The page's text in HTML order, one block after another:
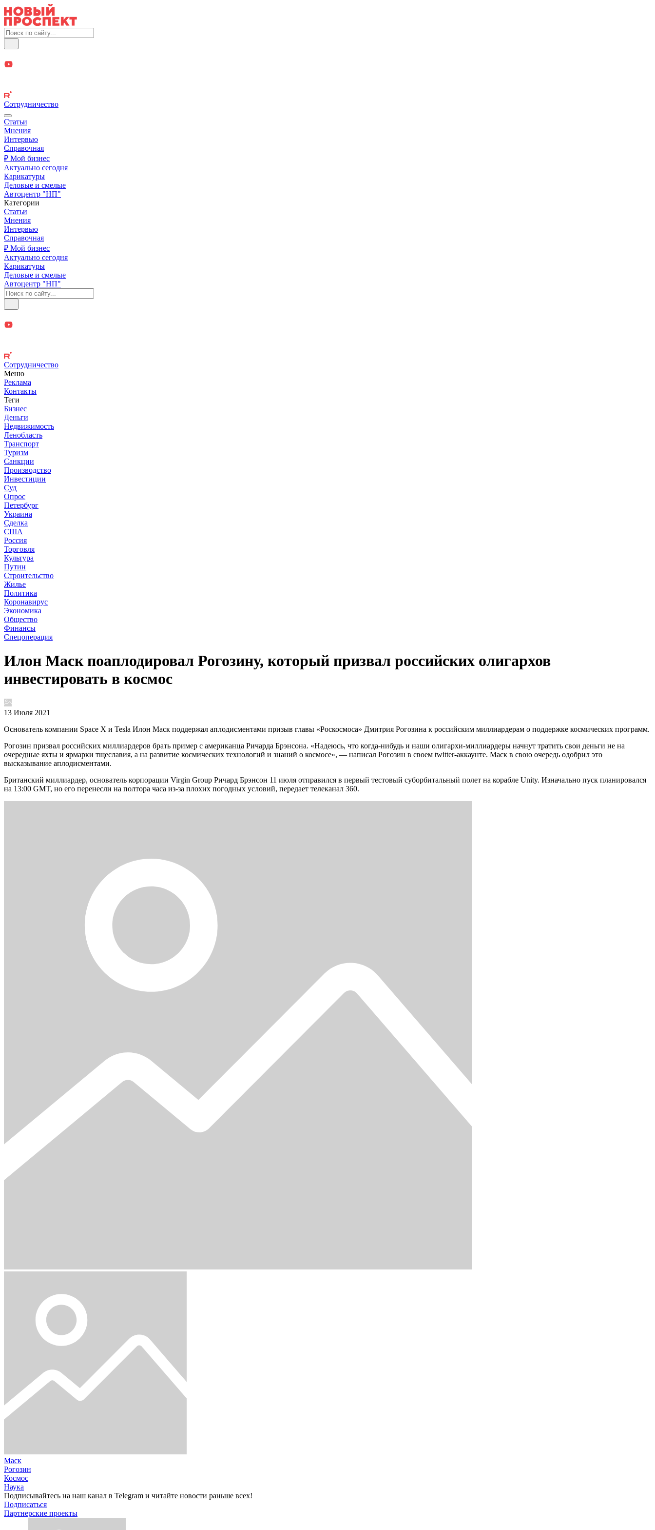
Сотрудничество
Статьи
Мнения
Интервью
Справочная
₽ Мой бизнес
Актуально сегодня
Карикатуры
Деловые и смелые
Автоцентр "НП"
Категории
Статьи
Мнения
Интервью
Справочная
₽ Мой бизнес
Актуально сегодня
Карикатуры
Деловые и смелые
Автоцентр "НП"
Сотрудничество
Меню
Реклама
Контакты
Теги
Бизнес
Деньги
Недвижимость
Ленобласть
Транспорт
Туризм
Санкции
Производство
Инвестиции
Суд
Опрос
Петербург
Украина
Сделка
США
Россия
Торговля
Культура
Путин
Строительство
Жилье
Политика
Коронавирус
Экономика
Общество
Финансы
Спецоперация
Илон Маск поаплодировал Рогозину, который призвал российских олигархов
инвестировать в космос
13 Июля 2021
Основатель компании Space X и Tesla Илон Маск поддержал аплодисментами призыв главы «Роскосмоса» Дмитрия Рогозина к российским миллиардерам о поддержке космических программ.
Рогозин призвал российских миллиардеров брать пример с американца Ричарда Брэнсона. «Надеюсь, что когда-нибудь и наши олигархи-миллиардеры начнут тратить свои деньги не на
очередные яхты и ярмарки тщеславия, а на развитие космических технологий и знаний о космосе», — написал Рогозин в своем twitter-аккаунте. Маск в свою очередь одобрил это
высказывание аплодисментами.
Британский миллиардер, основатель корпорации Virgin Group Ричард Брэнсон 11 июля отправился в первый тестовый суборбитальный полет на корабле Unity. Изначально пуск планировался
на 13:00 GMT, но его перенесли на полтора часа из-за плохих погодных условий, передает телеканал 360.
Маск
Рогозин
Космос
Наука
Подписывайтесь на наш канал в Telegram и читайте новости раньше всех!
Подписаться
Партнерские проекты